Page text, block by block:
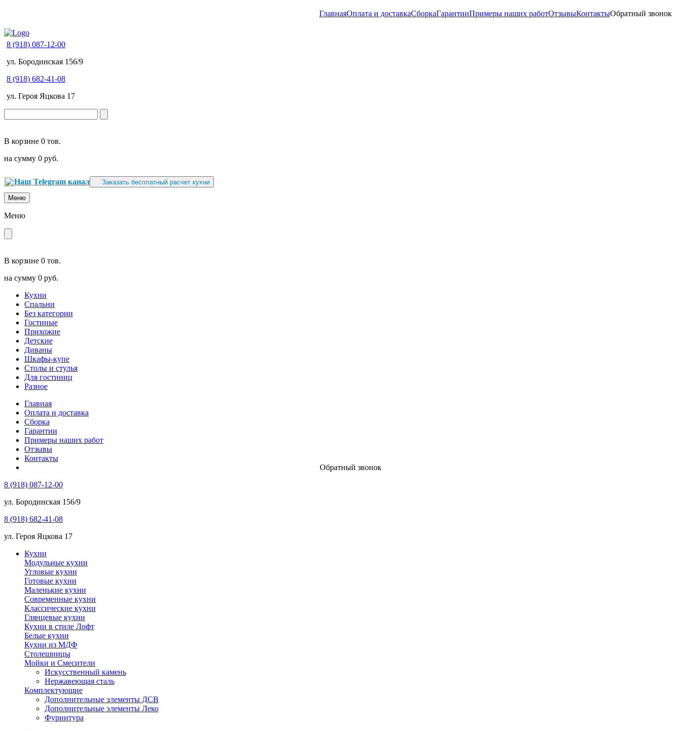
ГлавнаяОплата и доставкаСборкаГарантииПримеры наших работОтзывыКонтактыОбратный звонок
8 (918) 087-12-00
ул. Бородинская 156/9
8 (918) 682-41-08
ул. Героя Яцкова 17
В корзине 0 тов.
на сумму 0 руб.
Наш Telegram канал Заказать бесплатный расчет кухни
Меню
Меню
В корзине 0 тов.
на сумму 0 руб.
Кухни
Спальни
Без категории
Гостиные
Прихожие
Детские
Диваны
Шкафы-купе
Столы и стулья
Для гостиниц
Разное
Главная
Оплата и доставка
Сборка
Гарантии
Примеры наших работ
Отзывы
Контакты
Обратный звонок
8 (918) 087-12-00
ул. Бородинская 156/9
8 (918) 682-41-08
ул. Героя Яцкова 17
Кухни
Модульные кухни
Угловые кухни
Готовые кухни
Маленькие кухни
Современные кухни
Классические кухни
Глянцевые кухни
Кухни в стиле Лофт
Белые кухни
Кухни из МДФ
Столешницы
Мойки и Смесители
Искусственный камень
Нержавеющая сталь
Комплектующие
Дополнительные элементы ДСВ
Дополнительные элементы Леко
Фурнитура